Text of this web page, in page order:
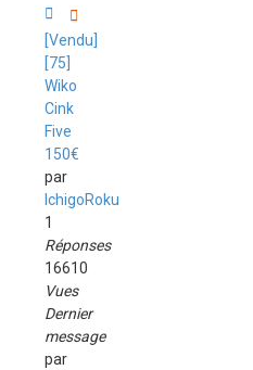
[Vendu]
[75]
Wiko
Cink
Five
150€
par
IchigoRoku
1
Réponses
16610
Vues
Dernier
message
par